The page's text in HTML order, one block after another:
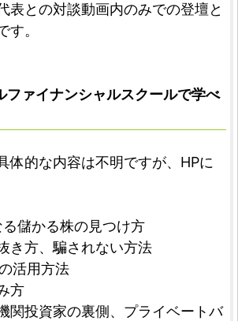
表との対談動画内のみでの登壇と
す。
ファイナンシャルスクールで学べ
体的な内容は不明ですが、HPに
る儲かる株の見つけ方
き方、騙されない方法
活用方法
方
関投資家の裏側、プライベートバ